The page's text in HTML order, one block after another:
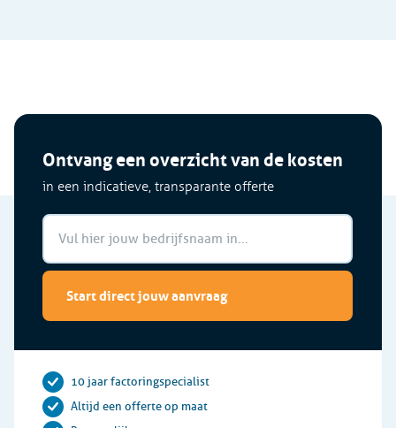
Ontvang een overzicht van de kosten
in een indicatieve, transparante offerte
Start direct jouw aanvraag
10 jaar factoringspecialist
Altijd een offerte op maat